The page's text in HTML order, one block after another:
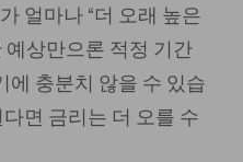
얼마나 “더 오래 높은
예상만으론 적정 기간
에 충분치 않을 수 있습
면 금리는 더 오를 수